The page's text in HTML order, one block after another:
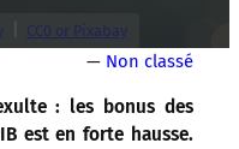
CC0 or Pixabay
— Non classé
: les bonus des
est en forte hausse.